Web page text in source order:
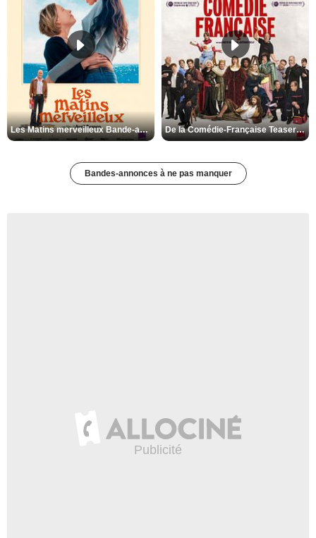
Les Matins merveilleux Bande-annonce VF De la Comédie-Française Teaser VF
Bandes-annonces à ne pas manquer